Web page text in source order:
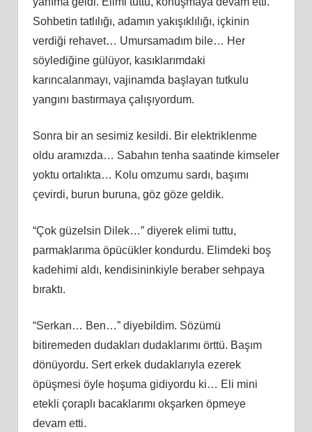
Sohbetin tatlılığı, adamın yakışıklılığı, içkinin
verdiği rehavet… Umursamadım bile… Her
söylediğine gülüyor, kasıklarımdaki
karıncalanmayı, vajinamda başlayan tutkulu
yangını bastırmaya çalışıyordum.
Sonra bir an sesimiz kesildi. Bir elektriklenme
oldu aramızda… Sabahın tenha saatinde kimseler
yoktu ortalıkta… Kolu omzumu sardı, başımı
çevirdi, burun buruna, göz göze geldik.
“Çok güzelsin Dilek…” diyerek elimi tuttu,
parmaklarıma öpücükler kondurdu. Elimdeki boş
kadehimi aldı, kendisininkiyle beraber sehpaya
bıraktı.
“Serkan… Ben…” diyebildim. Sözümü
bitiremeden dudakları dudaklarımı örttü. Başım
dönüyordu. Sert erkek dudaklarıyla ezerek
öpüşmesi öyle hoşuma gidiyordu ki… Eli mini
etekli çoraplı bacaklarımı okşarken öpmeye
devam etti.